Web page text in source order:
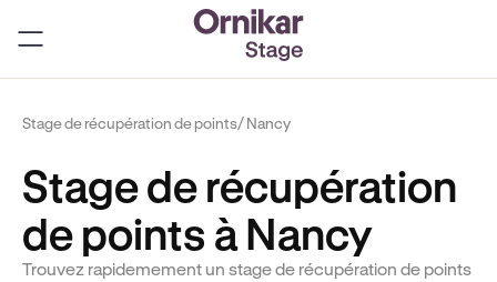
Stage de récupération de points/ Nancy
Stage de récupération
de points à Nancy
Trouvez rapidemement un stage de récupération de points